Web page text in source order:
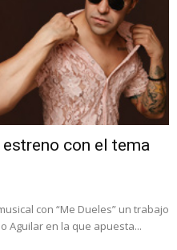
con el tema
con “Me Dueles” un trabajo
Aguilar en la que apuesta...